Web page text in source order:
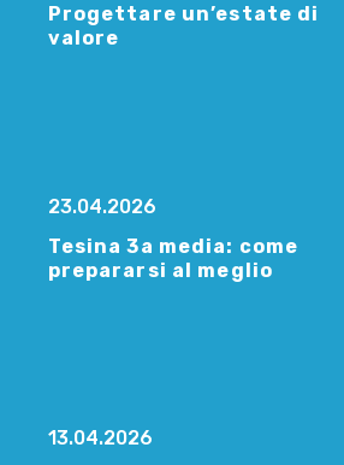
Progettare un’estate di
valore
23.04.2026
Tesina 3a media: come
prepararsi al meglio
13.04.2026